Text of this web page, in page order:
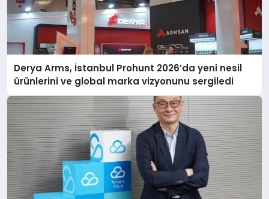
Derya Arms, İstanbul Prohunt 2026’da yeni nesil
ürünlerini ve global marka vizyonunu sergiledi